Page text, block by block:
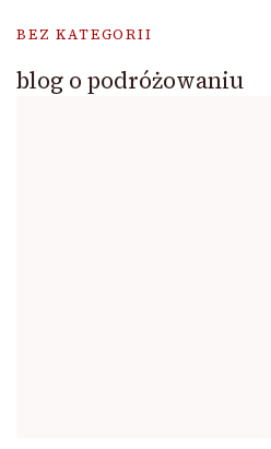
BEZ KATEGORII
blog o podróżowaniu